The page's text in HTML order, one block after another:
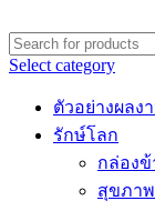
Select category
ตัวอย่างผลง
รักษ์โลก
กล่องข้
สุขภา